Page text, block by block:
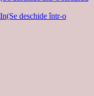
deschide într-o